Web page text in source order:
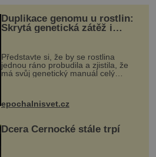
Duplikace genomu u rostlin:
Skrytá genetická zátěž i
Představte si, že by se rostlina
jednou ráno probudila a zjistila, že
má svůj genetický manuál celý
vstupenka...
epochalnisvet.cz
Dcera Černocké stále trpí